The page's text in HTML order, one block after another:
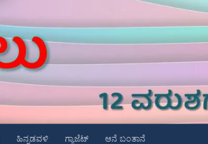
ಹಿನ್ನಡವಳಿ ಗ್ಯಾಜೆಟ್ ಆನೆ ಬಂತಾನೆ